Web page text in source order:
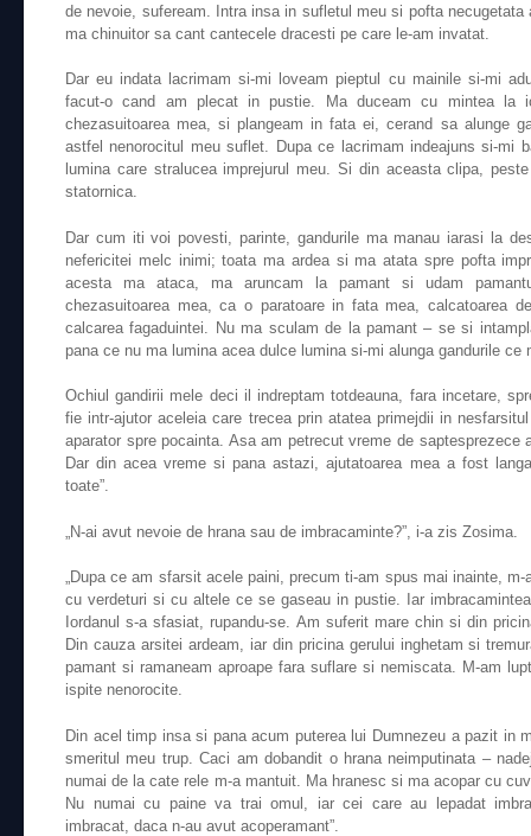
de nevoie, sufeream. Intra insa in sufletul meu si pofta necugetata
ma chinuitor sa cant cantecele dracesti pe care le-am invatat.
Dar eu indata lacrimam si-mi loveam pieptul cu mainile si-mi
facut-o cand am plecat in pustie. Ma duceam cu mintea la
chezasuitoarea mea, si plangeam in fata ei, cerand sa alunge
astfel nenorocitul meu suflet. Dupa ce lacrimam indeajuns si-mi
lumina care stralucea imprejurul meu. Si din aceasta clipa,
statornica.
Dar cum iti voi povesti, parinte, gandurile ma manau iarasi la
nefericitei melc inimi; toata ma ardea si ma atata spre pofta
acesta ma ataca, ma aruncam la pamant si udam
chezasuitoarea mea, ca o paratoare in fata mea, calcatoarea
calcarea fagaduintei. Nu ma sculam de la pamant – se si
pana ce nu ma lumina acea dulce lumina si-mi alunga gandurile ce
Ochiul gandirii mele deci il indreptam totdeauna, fara incetare,
fie intr-ajutor aceleia care trecea prin atatea primejdii in
aparator spre pocainta. Asa am petrecut vreme de saptesprezece
Dar din acea vreme si pana astazi, ajutatoarea mea a fost
toate”.
„N-ai avut nevoie de hrana sau de imbracaminte?”, i-a zis Zosima.
„Dupa ce am sfarsit acele paini, precum ti-am spus mai inainte,
cu verdeturi si cu altele ce se gaseau in pustie. Iar
Iordanul s-a sfasiat, rupandu-se. Am suferit mare chin si din
Din cauza arsitei ardeam, iar din pricina gerului inghetam si
pamant si ramaneam aproape fara suflare si nemiscata. M-am
ispite nenorocite.
Din acel timp insa si pana acum puterea lui Dumnezeu a pazit in
smeritul meu trup. Caci am dobandit o hrana neimputinata –
numai de la cate rele m-a mantuit. Ma hranesc si ma acopar cu
Nu numai cu paine va trai omul, iar cei care au lepadat
imbracat, daca n-au avut acoperamant”.